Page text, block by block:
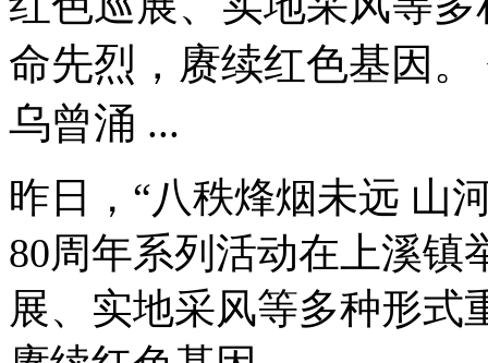
命先烈，赓续红色基因
乌曾涌 ...
昨日，“八秩烽烟未远 山
80周年系列活动在上溪镇
展、实地采风等多种形式